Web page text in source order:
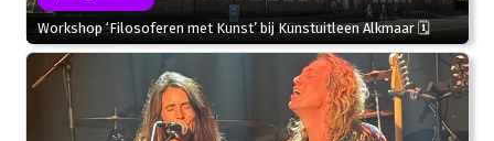
Workshop ‘Filosoferen met Kunst’ bij Kunstuitleen Alkmaar 🗓